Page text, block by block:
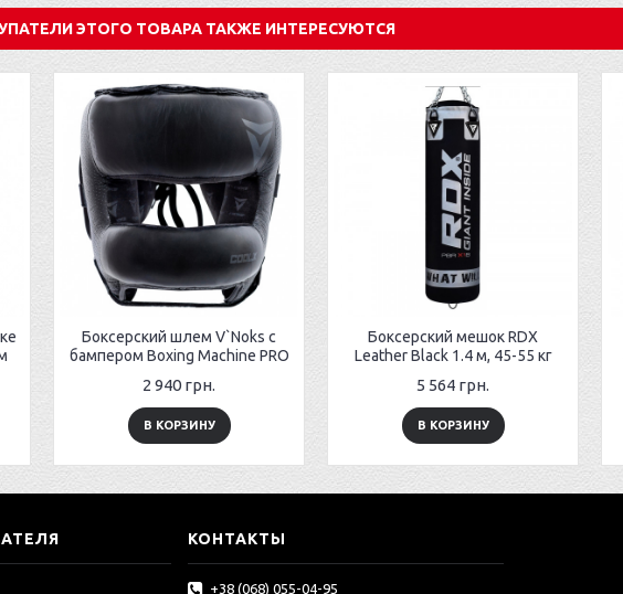
ЭТОГО ТОВАРА ТАКЖЕ ИНТЕРЕСУЮТСЯ
Боксерский шлем V`Noks с
бампером Boxing Machine PRO
2 940 грн.
В КОРЗИНУ
Боксерский мешок RDX
Leather Black 1.4 м, 45-55 кг
5 564 грн.
В КОРЗИНУ
КОНТАКТЫ
+38 (068) 055-04-95